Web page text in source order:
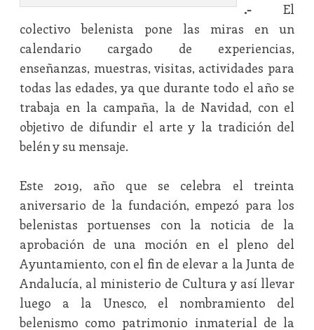
.-El
colectivo belenista pone las miras en un
calendario cargado de experiencias,
enseñanzas, muestras, visitas, actividades para
todas las edades, ya que durante todo el año se
trabaja en la campaña, la de Navidad, con el
objetivo de difundir el arte y la tradición del
belén y su mensaje.
Este 2019, año que se celebra el treinta
aniversario de la fundación, empezó para los
belenistas portuenses con la noticia de la
aprobación de una moción en el pleno del
Ayuntamiento, con el fin de elevar a la Junta de
Andalucía, al ministerio de Cultura y así llevar
luego a la Unesco, el nombramiento del
belenismo como patrimonio inmaterial de la